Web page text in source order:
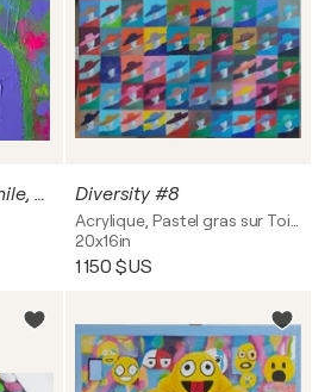
Soft Rebellion — Smile, You’re in Trouble Diversity #8
20x16in
1 150 $US